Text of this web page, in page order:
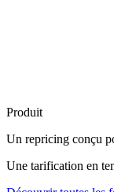
Produit
Un repricing conçu
Une tarification en